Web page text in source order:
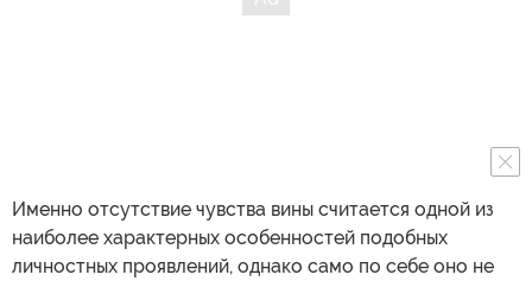
Именно отсутствие чувства вины считается одной из
наиболее характерных особенностей подобных
личностных проявлений, однако само по себе оно не